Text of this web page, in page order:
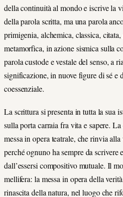
della continuità al mondo e iscrive la
della parola scritta, ma una parola
primigenia, alchemica, classica,
metamorfica, in azione sismica sulla
parola custode e vestale del senso, a
significazione, in nuove figure di sé e
coessenziale.
La scrittura si presenta in tutta la sua
sulla porta carraia fra vita e sapere.
messa in opera teatrale, che rinvia
perché ognuno ha sempre da scrivere
dall’essersi compositivo mutuale. Il
mellifera: la messa in opera della
rinascita della natura, nel luogo che